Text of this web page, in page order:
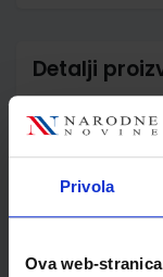
Privola
Ova web-
Detalji
Jedinična mjera
Nakladnik
Autor